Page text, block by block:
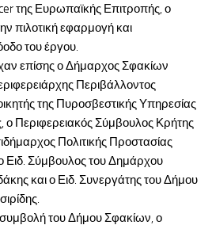
της Ευρωπαϊκής Επιτροπής, ο
πιλοτική εφαρμογή και
του έργου.
επίσης ο Δήμαρχος Σφακίων
Περιβάλλοντος
της Πυροσβεστικής Υπηρεσίας
Περιφερειακός Σύμβουλος Κρήτης
Πολιτικής Προστασίας
Σύμβουλος του Δημάρχου
και ο Ειδ. Συνεργάτης του Δήμου
συμβολή του Δήμου Σφακίων, ο